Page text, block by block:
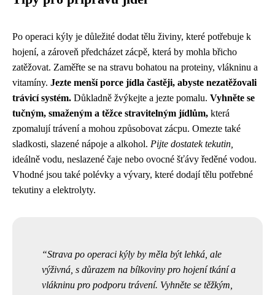
Po operaci kýly je důležité dodat tělu živiny, které potřebuje k
hojení, a zároveň předcházet zácpě, která by mohla břicho
zatěžovat. Zaměřte se na stravu bohatou na proteiny, vlákninu a
vitamíny. Jezte menší porce jídla častěji, abyste nezatěžovali
trávicí systém. Důkladně žvýkejte a jezte pomalu. Vyhněte se
tučným, smaženým a těžce stravitelným jídlům, která
zpomalují trávení a mohou způsobovat zácpu. Omezte také
sladkosti, slazené nápoje a alkohol. Pijte dostatek tekutin,
ideálně vodu, neslazené čaje nebo ovocné šťávy ředěné vodou.
Vhodné jsou také polévky a vývary, které dodají tělu potřebné
tekutiny a elektrolyty.
Strava po operaci kýly by měla být lehká, ale
výživná, s důrazem na bílkoviny pro hojení tkání a
vlákninu pro podporu trávení. Vyhněte se těžkým,